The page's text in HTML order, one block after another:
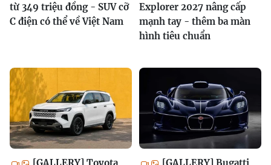
từ 349 triệu đồng - SUV cỡ
C điện có thể về Việt Nam
Explorer 2027 nâng cấp
mạnh tay - thêm ba màn
hình tiêu chuẩn